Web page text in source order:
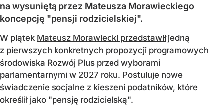
na wysuniętą przez Mateusza Morawieckiego
koncepcję "pensji rodzicielskiej".
W piątek Mateusz Morawiecki przedstawiłjedną
z pierwszych konkretnych propozycji programowych
środowiska Rozwój Plus przed wyborami
parlamentarnymi w 2027 roku. Postuluje nowe
świadczenie socjalne z kieszeni podatników, które
określił jako "pensję rodzicielską".